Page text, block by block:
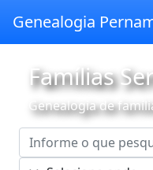
Genealogia
Famílias
Genealogia de